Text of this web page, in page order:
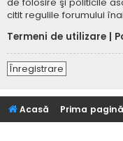
citit regulile forumului
Termeni de utilizare
Înregistrare
Acasă Prima pagină